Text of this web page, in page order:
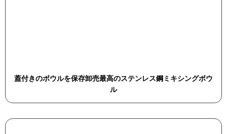
蓋付きのボウルを保存卸売最高のステンレス鋼ミキシングボウ
ル